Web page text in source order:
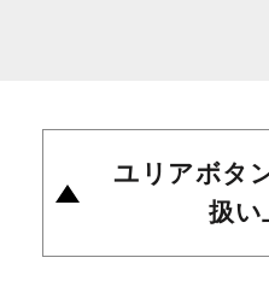
ユリアボタ
扱い